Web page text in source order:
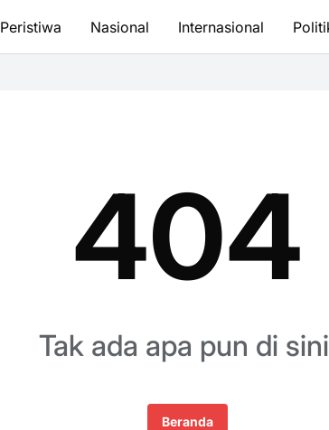
Peristiwa Nasional Internasional
404
Tak ada apa pun di
Beranda